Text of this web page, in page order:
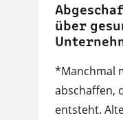
über
*Manchmal
abschaffen,
entsteht.